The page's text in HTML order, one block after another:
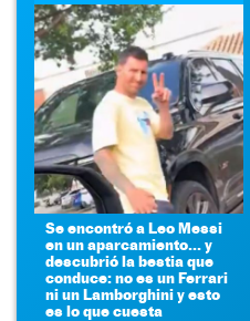
Se encontró a Leo Messi
en un aparcamiento... y
descubrió la bestia que
conduce: no es un Ferrari
ni un Lamborghini y esto
es lo que cuesta